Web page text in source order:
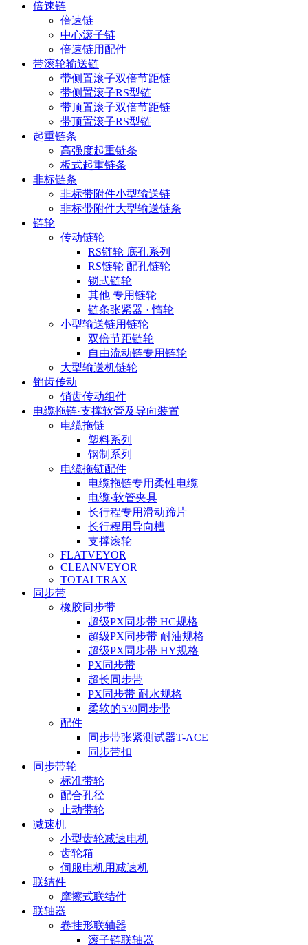
倍速链
倍速链
中心滚子链
倍速链用配件
带滚轮输送链
带侧置滚子双倍节距链
带侧置滚子RS型链
带顶置滚子双倍节距链
带顶置滚子RS型链
起重链条
高强度起重链条
板式起重链条
非标链条
非标带附件小型输送链
非标带附件大型输送链条
链轮
传动链轮
RS链轮 底孔系列
RS链轮 配孔链轮
锁式链轮
其他 专用链轮
链条张紧器 · 惰轮
小型输送链用链轮
双倍节距链轮
自由流动链专用链轮
大型输送机链轮
销齿传动
销齿传动组件
电缆拖链·支撑软管及导向装置
电缆拖链
塑料系列
钢制系列
电缆拖链配件
电缆拖链专用柔性电缆
电缆·软管夹具
长行程专用滑动蹄片
长行程用导向槽
支撑滚轮
FLATVEYOR
CLEANVEYOR
TOTALTRAX
同步带
橡胶同步带
超级PX同步带 HC规格
超级PX同步带 耐油规格
超级PX同步带 HY规格
PX同步带
超长同步带
PX同步带 耐水规格
柔软的530同步带
配件
同步带张紧测试器T-ACE
同步带扣
同步带轮
标准带轮
配合孔径
止动带轮
减速机
小型齿轮减速电机
齿轮箱
伺服电机用减速机
联结件
摩擦式联结件
联轴器
卷挂形联轴器
滚子链联轴器